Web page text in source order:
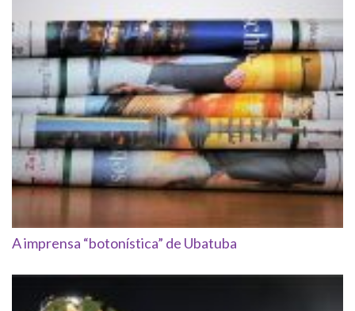
A imprensa “botonística” de Ubatuba